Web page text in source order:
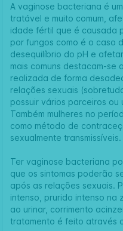
A vaginose bacteriana é
tratável e muito comum,
idade fértil que é causada
por fungos como é o caso
desequilíbrio do pH e
mais comuns destacam-se
realizada de forma
relações sexuais
possuir vários parceiros ou
Também mulheres no
como método de
sexualmente transmissíveis.
Ter vaginose bacteriana
que os sintomas poderão
após as relações sexuais.
intenso, prurido intenso na
ao urinar, corrimento
tratamento é feito através